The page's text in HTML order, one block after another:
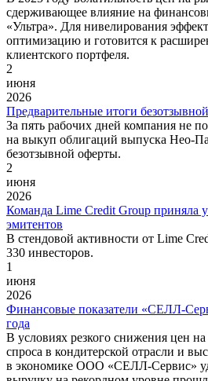
сдерживающее влияние на
«Ультра». Для нивелирования
оптимизацию и готовится к
клиентского портфеля.
2
июня
2026
Предварительные итоги
За пять рабочих дней компания не
на выкуп облигаций выпуска Нео-
безотзывной оферты.
2
июня
2026
Команда Lime Credit Group приняла
эмитентов
В стендовой активности от Lime
330 инвесторов.
1
июня
2026
Финансовые показатели «СЕЛЛ-
года
В условиях резкого снижения цен
спроса в кондитерской отрасли и
в экономике ООО «СЕЛЛ-Сервис»